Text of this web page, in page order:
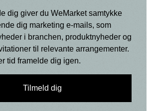
dig giver du WeMarket samtykke
dig marketing e-mails, som
i branchen, produktnyheder og
til relevante arrangementer.
tid framelde dig igen.